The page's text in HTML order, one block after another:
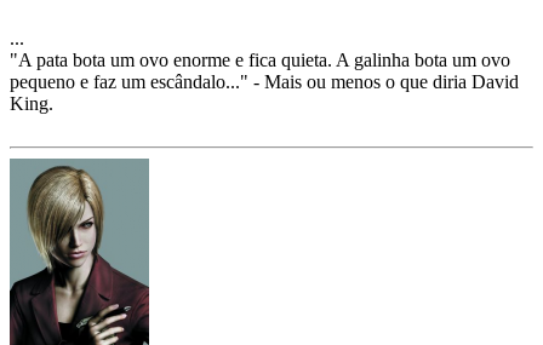
...
"A pata bota um ovo enorme e fica quieta. A galinha bota um ovo
pequeno e faz um escândalo..." - Mais ou menos o que diria David
King.